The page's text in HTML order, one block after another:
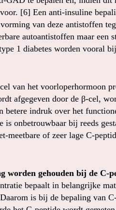
[6] Een anti-insuline
van deze antistoffen
autoantistoffen maar
1 diabetes worden vooral
van het voorloperhormoon
afgegeven door de β-cel,
betere indruk over het
is onbetrouwbaar bij reeds
meetbare of zeer lage C-
worden gehouden bij de C-
bepaalt in belangrijke
is bij de bepaling van